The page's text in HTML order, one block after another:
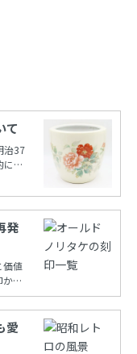
て
治37
に栄
発
価値
ら
す！
愛